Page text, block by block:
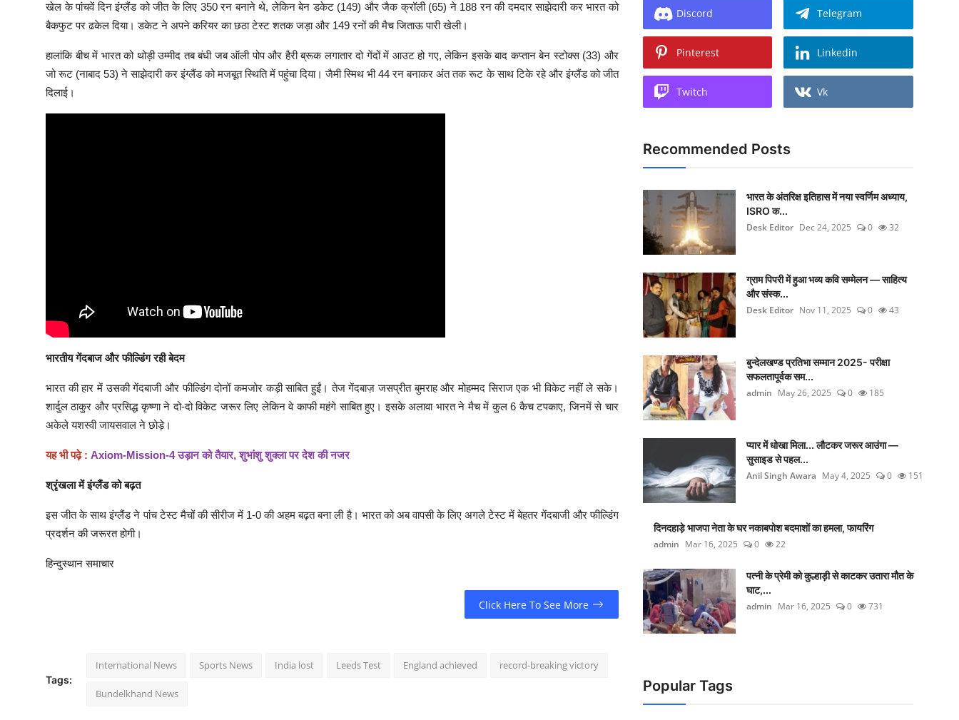
खेल के पांचवें दिन इंग्लैंड को जीत के लिए 350 रन बनाने थे, लेकिन बेन डकेट (149) और जैक क्रॉली (65) ने 188 रन की दमदार साझेदारी कर भारत को
बैकफुट पर ढकेल दिया। डकेट ने अपने करियर का छठा टेस्ट शतक जड़ा और 149 रनों की मैच जिताऊ पारी खेली।
हालांकि बीच में भारत को थोड़ी उम्मीद तब बंधी जब ऑली पोप और हैरी ब्रूक लगातार दो गेंदों में आउट हो गए, लेकिन इसके बाद कप्तान बेन स्टोक्स (33) और
जो रूट (नाबाद 53) ने साझेदारी कर इंग्लैंड को मजबूत स्थिति में पहुंचा दिया। जैमी स्मिथ भी 44 रन बनाकर अंत तक रूट के साथ टिके रहे और इंग्लैंड को जीत
दिलाई।
भारतीय गेंदबाज और फील्डिंग रही बेदम
भारत की हार में उसकी गेंदबाजी और फील्डिंग दोनों कमजोर कड़ी साबित हुईं। तेज गेंदबाज़ जसप्रीत बुमराह और मोहम्मद सिराज एक भी विकेट नहीं ले सके।
शार्दुल ठाकुर और प्रसिद्ध कृष्णा ने दो-दो विकेट जरूर लिए लेकिन वे काफी महंगे साबित हुए। इसके अलावा भारत ने मैच में कुल 6 कैच टपकाए, जिनमें से चार
अकेले यशस्वी जायसवाल ने छोड़े।
यह भी पढ़े : Axiom-Mission-4 उड़ान को तैयार, शुभांशु शुक्ला पर देश की नजर
श्रृंखला में इंग्लैंड को बढ़त
इस जीत के साथ इंग्लैंड ने पांच टेस्ट मैचों की सीरीज में 1-0 की अहम बढ़त बना ली है। भारत को अब वापसी के लिए अगले टेस्ट में बेहतर गेंदबाजी और फील्डिंग
प्रदर्शन की जरूरत होगी।
हिन्दुस्थान समाचार
Click Here To See More
Tags:
International News Sports News India lost Leeds Test England achieved record-breaking victory
Bundelkhand News
Discord Telegram
Pinterest Linkedin
Twitch Vk
Recommended Posts
भारत के अंतरिक्ष इतिहास में नया स्वर्णिम अध्याय,
ISRO क...
Desk Editor Dec 24, 2025 0 32
ग्राम पिपरी में हुआ भव्य कवि सम्मेलन — साहित्य
और संस्क...
Desk Editor Nov 11, 2025 0 43
बुन्देलखण्ड प्रतिभा सम्मान 2025- परीक्षा
सफलतापूर्वक सम...
admin May 26, 2025 0 185
प्यार में धोखा मिला... लौटकर जरूर आउंगा —
सुसाइड से पहल...
Anil Singh Awara May 4, 2025 0 151
दिनदहाड़े भाजपा नेता के घर नकाबपोश बदमाशों का हमला, फायरिंग
admin Mar 16, 2025 0 22
पत्नी के प्रेमी को कुल्हाड़ी से काटकर उतारा मौत के
घाट,...
admin Mar 16, 2025 0 731
Popular Tags